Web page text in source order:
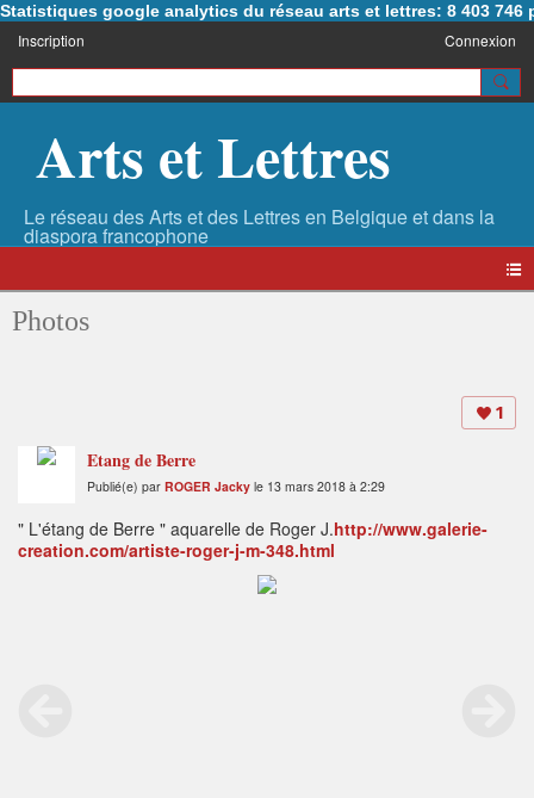
Statistiques google analytics du réseau arts et lettres: 8 403 746
Inscription Connexion
Arts et Lettres
Photos
1
Etang de Berre
Publié(e) par ROGER Jacky le 13 mars 2018 à 2:29
" L'étang de Berre " aquarelle de Roger J.http://www.galerie-
creation.com/artiste-roger-j-m-348.html